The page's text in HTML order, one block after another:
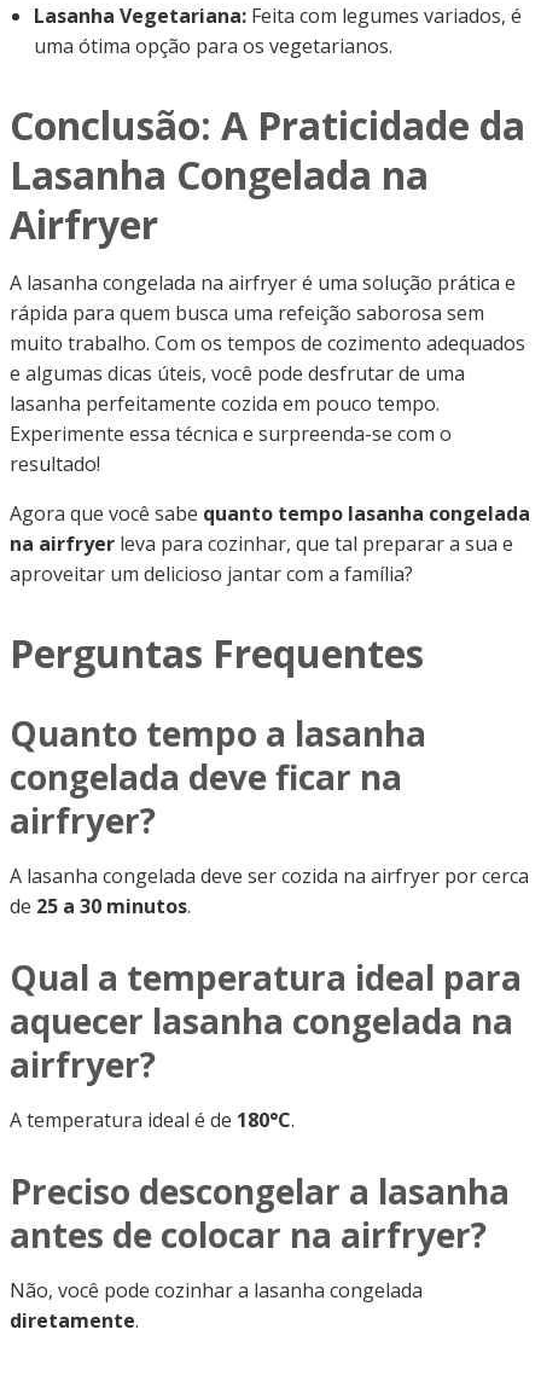
Lasanha Vegetariana: Feita com legumes variados, é
uma ótima opção para os vegetarianos.
Conclusão: A Praticidade da
Lasanha Congelada na
Airfryer
A lasanha congelada na airfryer é uma solução prática e
rápida para quem busca uma refeição saborosa sem
muito trabalho. Com os tempos de cozimento adequados
e algumas dicas úteis, você pode desfrutar de uma
lasanha perfeitamente cozida em pouco tempo.
Experimente essa técnica e surpreenda-se com o
resultado!
Agora que você sabe quanto tempo lasanha congelada
na airfryer leva para cozinhar, que tal preparar a sua e
aproveitar um delicioso jantar com a família?
Perguntas Frequentes
Quanto tempo a lasanha
congelada deve ficar na
airfryer?
A lasanha congelada deve ser cozida na airfryer por cerca
de 25 a 30 minutos.
Qual a temperatura ideal para
aquecer lasanha congelada na
airfryer?
A temperatura ideal é de 180°C.
Preciso descongelar a lasanha
antes de colocar na airfryer?
Não, você pode cozinhar a lasanha congelada
diretamente.